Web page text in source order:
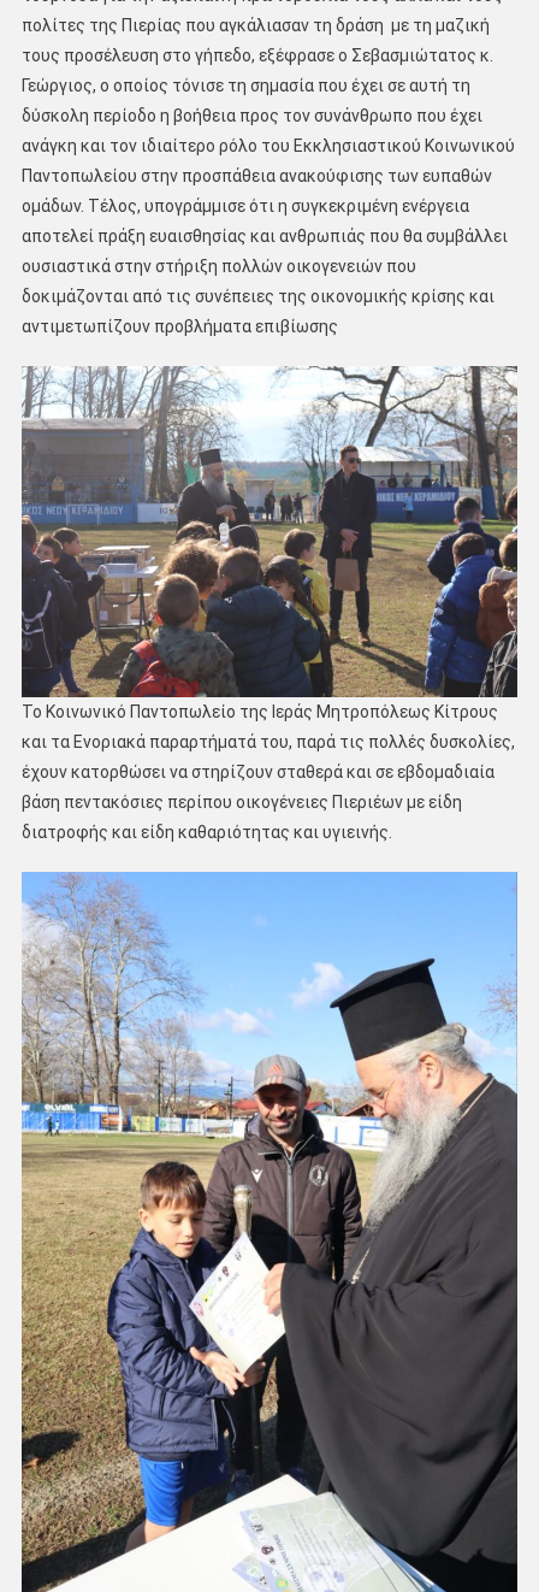
πολίτες της Πιερίας που αγκάλιασαν τη δράση με τη μαζική
τους προσέλευση στο γήπεδο, εξέφρασε ο Σεβασμιώτατος κ.
Γεώργιος, ο οποίος τόνισε τη σημασία που έχει σε αυτή τη
δύσκολη περίοδο η βοήθεια προς τον συνάνθρωπο που έχει
ανάγκη και τον ιδιαίτερο ρόλο του Εκκλησιαστικού Κοινωνικού
Παντοπωλείου στην προσπάθεια ανακούφισης των ευπαθών
ομάδων. Τέλος, υπογράμμισε ότι η συγκεκριμένη ενέργεια
αποτελεί πράξη ευαισθησίας και ανθρωπιάς που θα συμβάλλει
ουσιαστικά στην στήριξη πολλών οικογενειών που
δοκιμάζονται από τις συνέπειες της οικονομικής κρίσης και
αντιμετωπίζουν προβλήματα επιβίωσης
Το Κοινωνικό Παντοπωλείο της Ιεράς Μητροπόλεως Κίτρους
και τα Ενοριακά παραρτήματά του, παρά τις πολλές δυσκολίες,
έχουν κατορθώσει να στηρίζουν σταθερά και σε εβδομαδιαία
βάση πεντακόσιες περίπου οικογένειες Πιεριέων με είδη
διατροφής και είδη καθαριότητας και υγιεινής.